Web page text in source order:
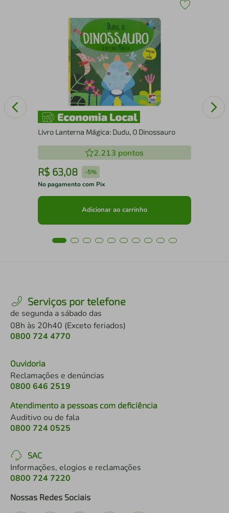
Livro Lanterna Mágica: Dudu, O Dinossauro
2.213 pontos
R$ 63,08 -5%
No pagamento com Pix
Adicionar ao carrinho
Serviços por telefone
de segunda a sábado das
08h às 20h40 (Exceto feriados)
0800 724 4770
Ouvidoria
Reclamações e denúncias
0800 646 2519
Atendimento a pessoas com deficiência
Auditivo ou de fala
0800 724 0525
SAC
Informações, elogios e reclamações
0800 724 7220
Nossas Redes Sociais